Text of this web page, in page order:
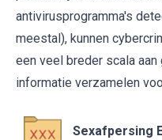
antivirusprogramma's
meestal), kunnen
een veel breder scala
informatie verzamelen
Sexafpersing